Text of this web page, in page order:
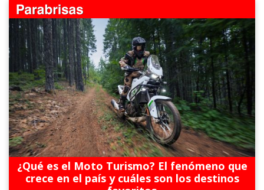
¿Qué es el Moto Turismo? El fenómeno que
crece en el país y cuáles son los destinos